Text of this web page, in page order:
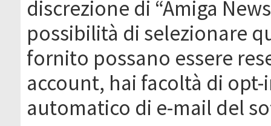
discrezione di “Amiga
possibilità di selezionare
fornito possano essere
account, hai facoltà di
automatico di e-mail del